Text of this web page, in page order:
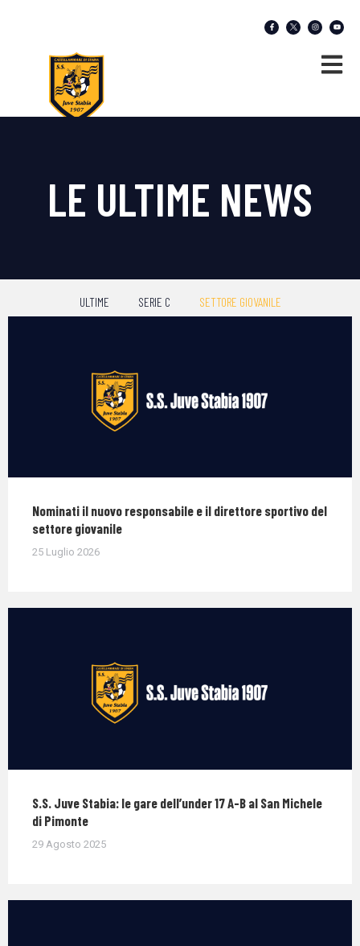
LE ULTIME NEWS
ULTIME SERIE C SETTORE GIOVANILE
Nominati il nuovo responsabile e il direttore sportivo del
settore giovanile
25 Luglio 2026
S.S. Juve Stabia: le gare dell’under 17 A-B al San Michele
di Pimonte
29 Agosto 2025